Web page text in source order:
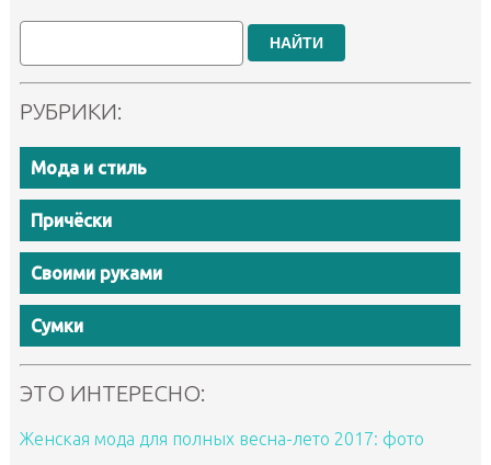
НАЙТИ
РУБРИКИ:
Мода и стиль
Причёски
Своими руками
Сумки
ЭТО ИНТЕРЕСНО:
Женская мода для полных весна-лето 2017: фото